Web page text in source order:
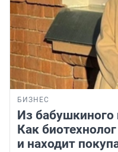
БИЗНЕС
Из
Как
и находит